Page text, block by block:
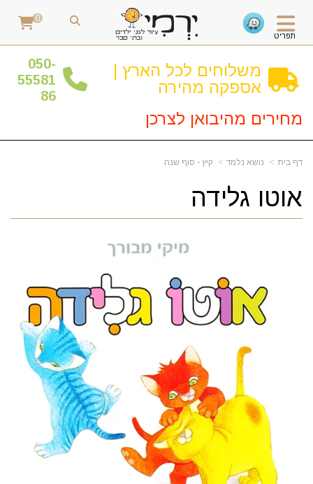
תפריט
0
משלוחים לכל הארץ |
אספקה מהירה
050-
55581
86
מחירים מהיבואן לצרכן
דף בית נושא נלמד קיץ - סוף שנה
אוטו גלידה